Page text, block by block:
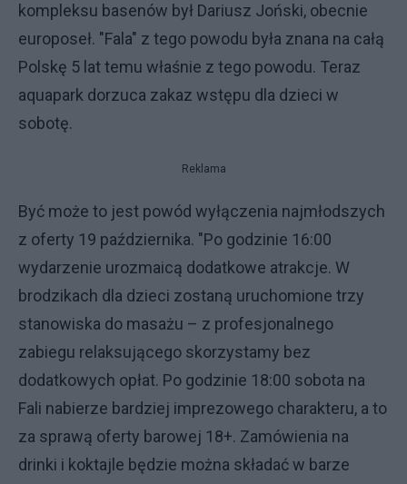
kompleksu basenów był Dariusz Joński, obecnie
europoseł. "Fala" z tego powodu była znana na całą
Polskę 5 lat temu właśnie z tego powodu. Teraz
aquapark dorzuca zakaz wstępu dla dzieci w
sobotę.
Reklama
Być może to jest powód wyłączenia najmłodszych
z oferty 19 października. "Po godzinie 16:00
wydarzenie urozmaicą dodatkowe atrakcje. W
brodzikach dla dzieci zostaną uruchomione trzy
stanowiska do masażu – z profesjonalnego
zabiegu relaksującego skorzystamy bez
dodatkowych opłat. Po godzinie 18:00 sobota na
Fali nabierze bardziej imprezowego charakteru, a to
za sprawą oferty barowej 18+. Zamówienia na
drinki i koktajle będzie można składać w barze